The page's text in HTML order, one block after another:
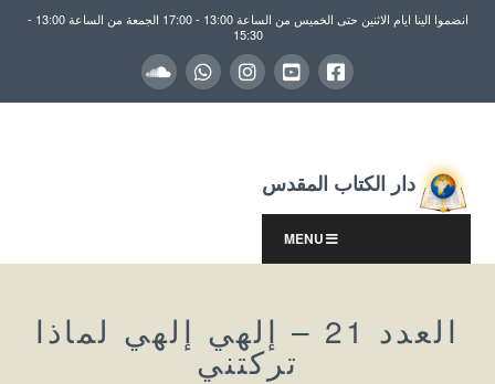
انضموا الينا ايام الاثنين حتى الخميس من الساعة 13:00 - 17:00 الجمعة من الساعة 13:00 -
15:30
دار الكتاب المقدس
MENU
العدد 21 – إلهي إلهي لماذا
تركتني